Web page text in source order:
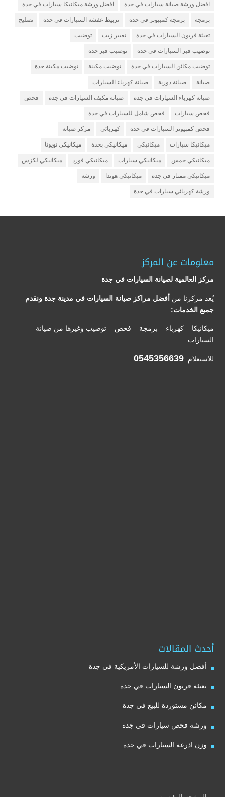
افضل ورشة صيانة سيارات في جدة افضل ورشة ميكانيكا سيارات في جدة
برمجة برمجة كمبيوتر في جدة تربيط عفشة السيارات في جدة تصليح
تعبئة فريون السيارات في جدة تغيير زيت توضيب
توضيب قير السيارات في جدة توضيب قير جدة
توضيب مكائن السيارات في جدة توضيب مكينة توضيب مكينة جدة
صيانة صيانة دورية صيانة كهرباء السيارات
صيانة كهرباء السيارات في جدة صيانة مكيف السيارات في جدة فحص
فحص سيارات فحص شامل للسيارات في جدة
فحص كمبيوتر السيارات في جدة كهربائي مركز صيانة
ميكانيكا سيارات ميكانيكي ميكانيكي بجدة ميكانيكي تويوتا
ميكانيكي جمس ميكانيكي سيارات ميكانيكي فورد ميكانيكي لكزس
ميكانيكي ممتاز في جدة ميكانيكي هوندا ورشة
ورشة كهربائي سيارات في جدة
معلومات عن المركز
مركز العالمية لصيانة السيارات في جدة
يُعد مركزنا من أفضل مراكز صيانة السيارات في مدينة جدة ونقدم
جميع الخدمات:
ميكانيكا – كهرباء – برمجة – فحص – توضيب وغيرها من صيانة
السيارات.
للاستعلام: 0545356639
أحدث المقالات
أفضل ورشة للسيارات الأمريكية في جدة
تعبئة فريون السيارات في جدة
مكائن مستوردة للبيع في جدة
ورشة فحص سيارات في جدة
وزن اذرعة السيارات في جدة